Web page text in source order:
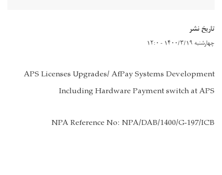
تاریخ نشر
چهارشنبه ۱۴۰۰/۳/۱۹ - ۱۲:۰
APS Licenses Upgrades/ AfPay Systems Development
Including Hardware Payment switch at APS
NPA Reference No: NPA/DAB/1400/G-197/ICB